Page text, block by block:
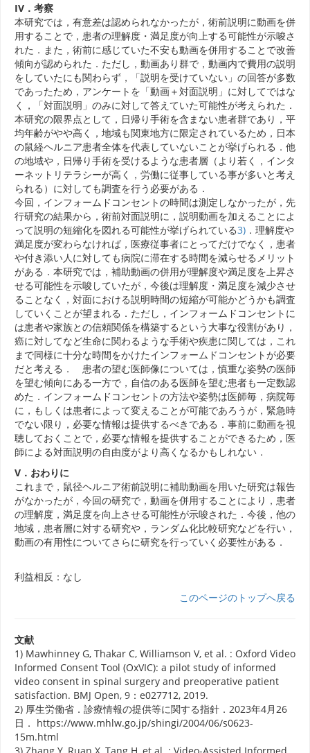
IV．考察
本研究では，有意差は認められなかったが，術前説明に動画を併
用することで，患者の理解度・満足度が向上する可能性が示唆さ
れた．また，術前に感じていた不安も動画を併用することで改善
傾向が認められた．ただし，動画あり群で，動画内で費用の説明
をしていたにも関わらず，「説明を受けていない」の回答が多数
であったため，アンケートを「動画＋対面説明」に対してではな
く，「対面説明」のみに対して答えていた可能性が考えられた．
本研究の限界点として，日帰り手術を含まない患者群であり，平
均年齢がやや高く，地域も関東地方に限定されているため，日本
の鼠経ヘルニア患者全体を代表していないことが挙げられる．他
の地域や，日帰り手術を受けるような患者層（より若く，インタ
ーネットリテラシーが高く，労働に従事している事が多いと考え
られる）に対しても調査を行う必要がある．
今回，インフォームドコンセントの時間は測定しなかったが，先
行研究の結果から，術前対面説明に，説明動画を加えることによ
って説明の短縮化を図れる可能性が挙げられている3) ．理解度や
満足度が変わらなければ，医療従事者にとってだけでなく，患者
や付き添い人に対しても病院に滞在する時間を減らせるメリット
がある．本研究では，補助動画の併用が理解度や満足度を上昇さ
せる可能性を示唆していたが，今後は理解度・満足度を減少させ
ることなく，対面における説明時間の短縮が可能かどうかも調査
していくことが望まれる．ただし，インフォームドコンセントに
は患者や家族との信頼関係を構築するという大事な役割があり，
癌に対してなど生命に関わるような手術や疾患に関しては，これ
まで同様に十分な時間をかけたインフォームドコンセントが必要
だと考える． 患者の望む医師像については，慎重な姿勢の医師
を望む傾向にある一方で，自信のある医師を望む患者も一定数認
めた．インフォームドコンセントの方法や姿勢は医師毎，病院毎
に，もしくは患者によって変えることが可能であろうが，緊急時
でない限り，必要な情報は提供するべきである．事前に動画を視
聴しておくことで，必要な情報を提供することができるため，医
師による対面説明の自由度がより高くなるかもしれない．
V．おわりに
これまで，鼠径ヘルニア術前説明に補助動画を用いた研究は報告
がなかったが，今回の研究で，動画を併用することにより，患者
の理解度，満足度を向上させる可能性が示唆された．今後，他の
地域，患者層に対する研究や，ランダム化比較研究などを行い，
動画の有用性についてさらに研究を行っていく必要性がある．
利益相反：なし
このページのトップへ戻る
文献
1) Mawhinney G, Thakar C, Williamson V, et al. : Oxford Video
Informed Consent Tool (OxVIC): a pilot study of informed
video consent in spinal surgery and preoperative patient
satisfaction. BMJ Open, 9：e027712, 2019.
2) 厚生労働省．診療情報の提供等に関する指針．2023年4月26
日． https://www.mhlw.go.jp/shingi/2004/06/s0623-
15m.html